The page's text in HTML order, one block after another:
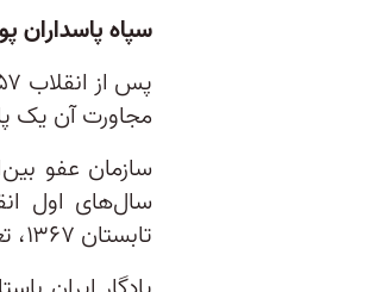
سپاه پاسداران
مجاورت آن یک
سازمان عفو
سال‌های اول
تابستان ۱۳۶۷، تعدادی از زندانیان از آنجا به محل اعدام فرستاده شدند.